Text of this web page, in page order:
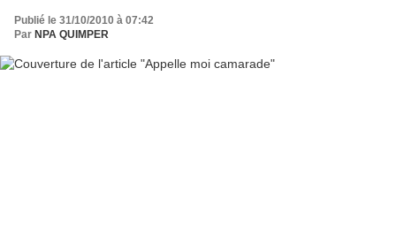
Publié le 31/10/2010 à 07:42
Par NPA QUIMPER